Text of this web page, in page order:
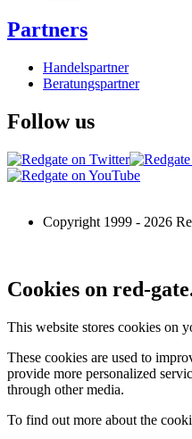
Partners
Handelspartner
Beratungspartner
Follow us
Copyright 1999 - 2026
Cookies on red-
This website stores cookies on
These cookies are used to
provide more personalized
through other media.
To find out more about the